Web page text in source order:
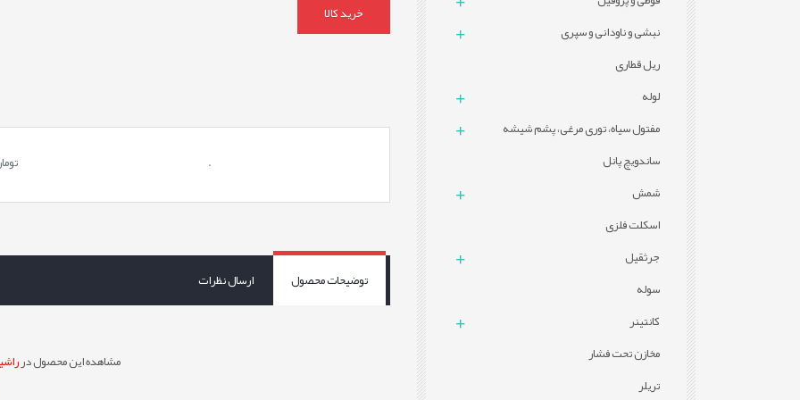
خرید کالا
.
توضیحات محصول ارسال نظرات
مشاهده این محصول در
نبشی و ناودانی و سپری
ریل قطاری
لوله
مفتول سیاه، توری مرغی، پشم شیشه
ساندویچ پانل
شمش
اسکلت فلزی
جرثقیل
سوله
کانتینر
مخازن تحت فشار
تریلر